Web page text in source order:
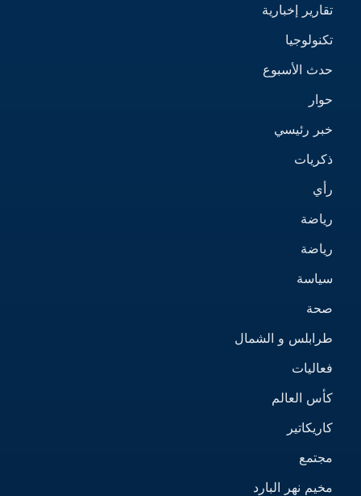
تقارير إخبارية
تكنولوجيا
حدث الأسبوع
حوار
خبر رئيسي
ذكريات
رأي
رياضة
رياضة
سياسة
صحة
طرابلس و الشمال
فعاليات
كأس العالم
كاريكاتير
مجتمع
مخيم نهر البارد